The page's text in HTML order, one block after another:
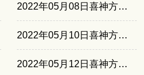
2022年05月08日喜神方位西南
2022年05月10日喜神方位东南
2022年05月12日喜神方位西北